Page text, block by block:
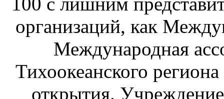
организаций, как
Международная
Тихоокеанского
открытия.